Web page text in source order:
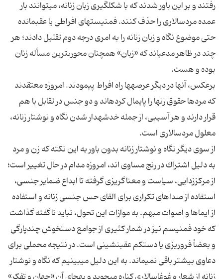
رفتند و بر این باور شدند كه با شكل‏گیرى زبان زنانه، مى‏توانند بار
عمده مردسالارى را حذف كنند. فمنیست‏هاى افراطى یا عقب‏مانده
حتى موضوع نگاه و زبان زنانه را به امرى درجه دوم تقلیل دادند؛ هر
چند در ظاهر مدعى‏اند كه «زبان» همچنان محورى‏ترین مسأله زنان
برعكس، آنها در دیگر عرصه‏ها راه افراط پیمودند. امروزه معتقدند
كه مردها حقوق زن‏ها را پایمال كرده‏اند و دو جنس در تقابل با هم
قرار دارند و هر آسیبى، از جمله خدشه‏دار شدن نگاه و نوشتار زنانه،
از سوى دیگر نگاه و نوشتار زنانه بدون باور به این نكته كه زن و مرد
به دلیل اشتراك در رنج مساوى اند، امروزه مدام در حال تغییر است؛
از مركززدایى، سیاست و معناگریزى گرفته تا ابداع ضمایر جنسى،
استفاده از صداهاى تكرارى براى القاى حس جنسى زنانه و استفاده
از ایماها و اصوات مبهم. به موازات این تحول، نباید ناگفته گذاشت
كه خود فمنیسم نیز در شمار كثیرى از جوامع دستخوش چندپارگى
و بعضاً فروریزى یا دست‏كم عقب‏نشینى است. در نتیجه محملى براى
دعاوى بیشتر باقى نمى‏ماند. به این دلیل مى‏بینیم كه نگاه و نوشتار